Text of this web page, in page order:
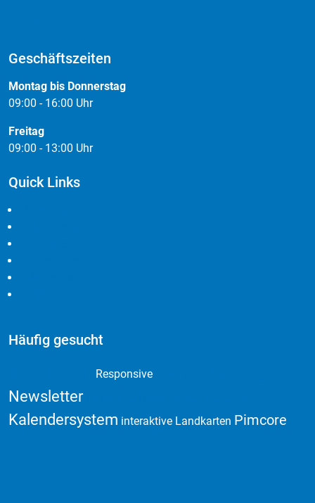
Geschäftszeiten
Montag bis Donnerstag
09:00 - 16:00 Uhr
Freitag
09:00 - 13:00 Uhr
Quick Links
Häufig gesucht
Responsive
Newsletter
Kalendersystem interaktive Landkarten Pimcore